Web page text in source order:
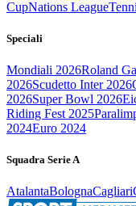
CupNations League
Speciali
Mondiali 2026Roland
2026Scudetto Inter 2026
2026Super Bowl 2026
Riding Fest 2025
2024Euro 2024
Squadra Serie A
AtalantaBolognaCagliari